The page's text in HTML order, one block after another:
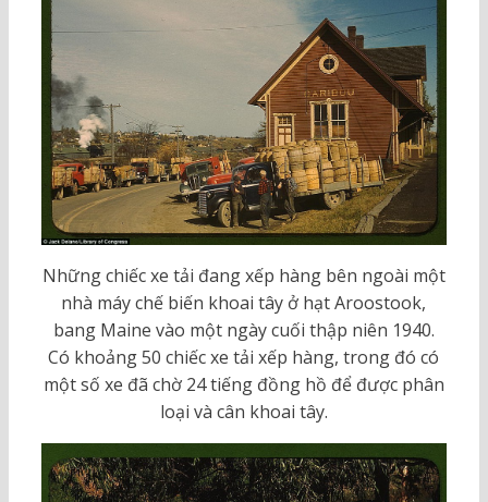
Những chiếc xe tải đang xếp hàng bên ngoài một
nhà máy chế biến khoai tây ở hạt Aroostook,
bang Maine vào một ngày cuối thập niên 1940.
Có khoảng 50 chiếc xe tải xếp hàng, trong đó có
một số xe đã chờ 24 tiếng đồng hồ để được phân
loại và cân khoai tây.